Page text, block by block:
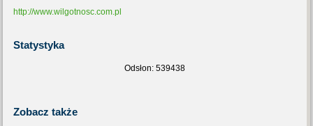
http://www.wilgotnosc.com.pl
Statystyka
Odsłon: 539438
Zobacz także